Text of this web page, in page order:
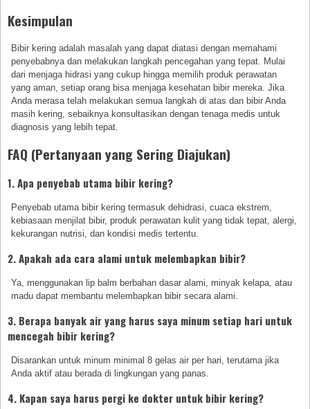
Kesimpulan
Bibir kering adalah masalah yang dapat diatasi dengan memahami
penyebabnya dan melakukan langkah pencegahan yang tepat. Mulai
dari menjaga hidrasi yang cukup hingga memilih produk perawatan
yang aman, setiap orang bisa menjaga kesehatan bibir mereka. Jika
Anda merasa telah melakukan semua langkah di atas dan bibir Anda
masih kering, sebaiknya konsultasikan dengan tenaga medis untuk
diagnosis yang lebih tepat.
FAQ (Pertanyaan yang Sering Diajukan)
1. Apa penyebab utama bibir kering?
Penyebab utama bibir kering termasuk dehidrasi, cuaca ekstrem,
kebiasaan menjilat bibir, produk perawatan kulit yang tidak tepat, alergi,
kekurangan nutrisi, dan kondisi medis tertentu.
2. Apakah ada cara alami untuk melembapkan bibir?
Ya, menggunakan lip balm berbahan dasar alami, minyak kelapa, atau
madu dapat membantu melembapkan bibir secara alami.
3. Berapa banyak air yang harus saya minum setiap hari untuk
mencegah bibir kering?
Disarankan untuk minum minimal 8 gelas air per hari, terutama jika
Anda aktif atau berada di lingkungan yang panas.
4. Kapan saya harus pergi ke dokter untuk bibir kering?